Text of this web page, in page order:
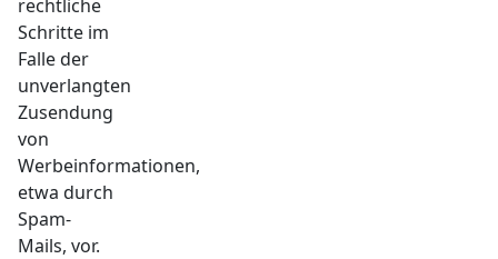
rechtliche
Schritte im
Falle der
unverlangten
Zusendung
von
Werbeinformationen,
etwa durch
Spam-
Mails, vor.